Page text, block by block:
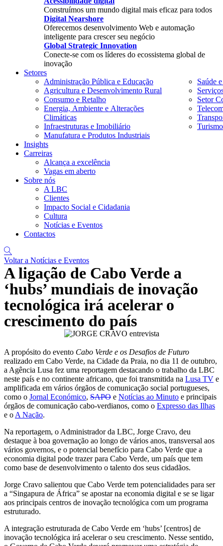
Construímos um mundo digital mais eficaz para todos
Digital Nearshore
Oferecemos desenvolvimento Web e automação
inteligente para crescer seu negócio
Global Strategic Innovation
Conecte-se com os líderes do ecossistema global de
inovação
Setores
Administração Pública e Educação
Agricultura e Desenvolvimento Rural
Consumo e Retalho
Energia, Ambiente e Alterações
Climáticas
Infraestruturas e Imobiliário
Manufatura e Produtos Industriais
Saúde
Setor
Insights
Carreiras
Alcança a excelência
Vagas em aberto
Sobre nós
A LBC
Clientes
Impacto Social e Cidadania
Cultura
Notícias e Eventos
Contactos
Voltar a Notícias e Eventos
A ligação de Cabo Verde a
‘hubs’ mundiais de inovação
tecnológica irá acelerar o
crescimento do país
A propósito do evento Cabo Verde e os Desafios de Futuro
realizado em Cabo Verde, na Cidade da Praia, no dia 11 de outubro,
a Agência Lusa fez uma reportagem destacando o trabalho da LBC
neste país e no continente africano, que foi transmitida na Lusa TV e
amplificada em vários órgãos de comunicação social portugueses,
como o Jornal Económico, SAPO e Notícias ao Minuto e principais
órgãos de comunicação cabo-verdianos, como o Expresso das Ilhas
e o A Nação.
Na reportagem, o Administrador da LBC, Jorge Cravo, deu
destaque à boa governação ao longo de vários anos, transversal aos
vários governos, e o potencial benefício para Cabo Verde que a
economia digital pode trazer para Cabo Verde, um país que tem
como base de desenvolvimento o talento dos seus cidadãos.
Jorge Cravo salientou que Cabo Verde tem potencialidades para ser
a “Singapura de África” se apostar na economia digital e se se ligar
aos principais centros de inovação tecnológica com um programa
estruturado.
A integração estruturada de Cabo Verde em ‘hubs’ [centros] de
inovação tecnológica irá acelerar o seu crescimento. Nesse sentido,